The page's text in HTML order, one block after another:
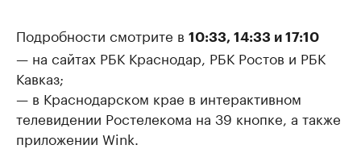
Подробности смотрите в 10:33, 14:33 и 17:10
— на сайтах РБК Краснодар, РБК Ростов и РБК
Кавказ;
— в Краснодарском крае в интерактивном
телевидении Ростелекома на 39 кнопке, а также
приложении Wink.